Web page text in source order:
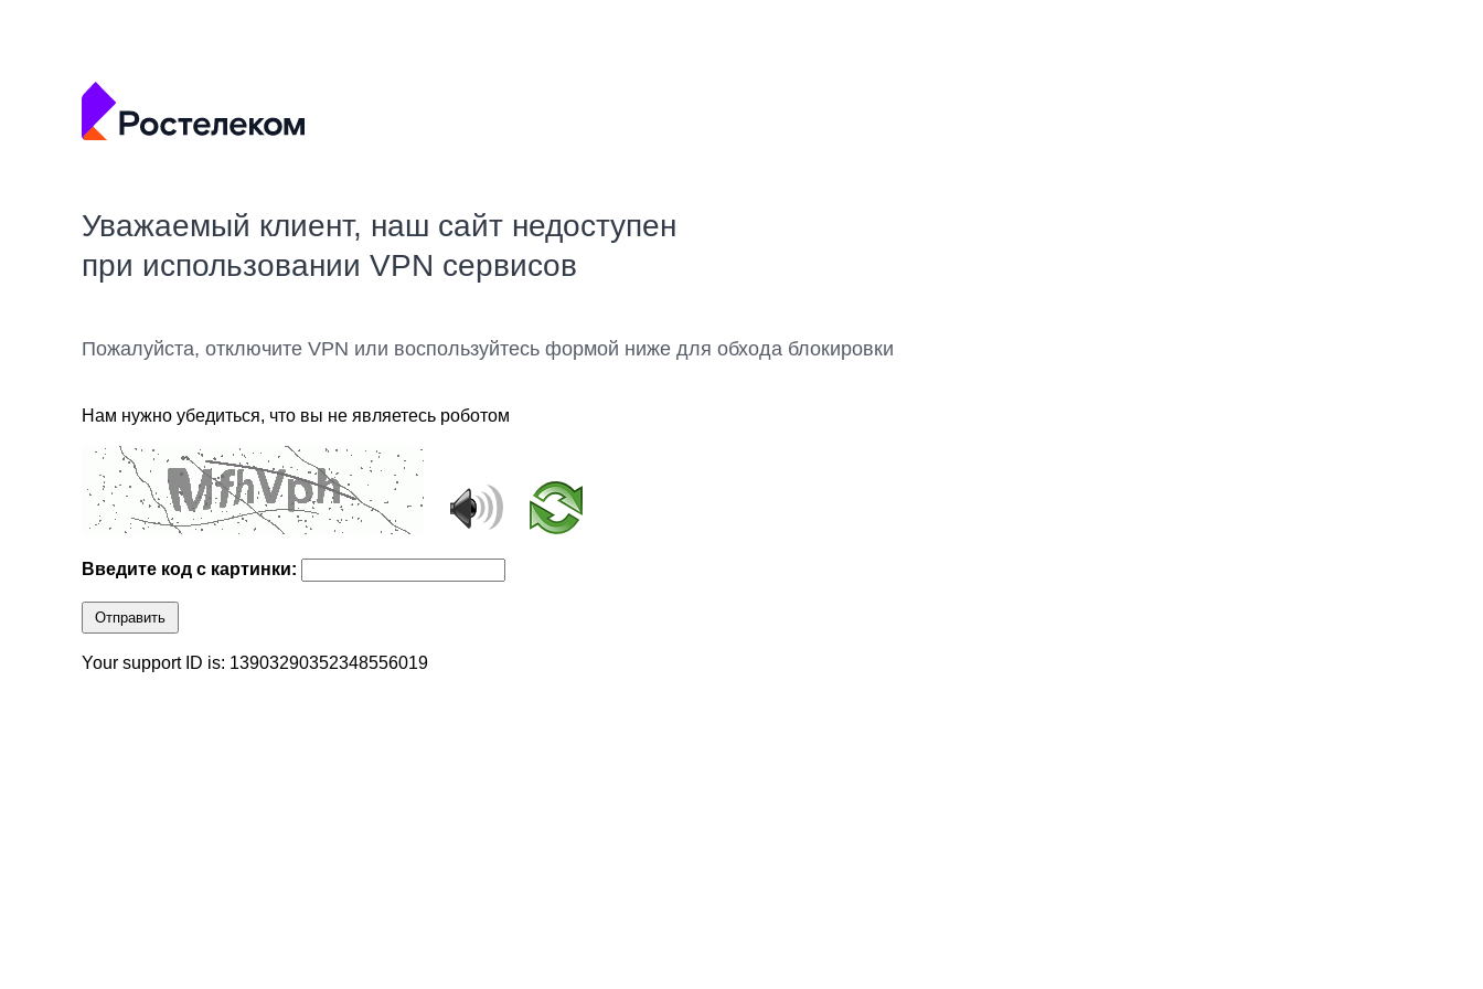
Уважаемый клиент, наш сайт недоступен
при использовании VPN сервисов
Пожалуйста, отключите VPN или воспользуйтесь формой ниже для обхода блокировки
Нам нужно убедиться, что вы не являетесь роботом
Введите код с картинки:
Отправить
Your support ID is: 13903290352348556019